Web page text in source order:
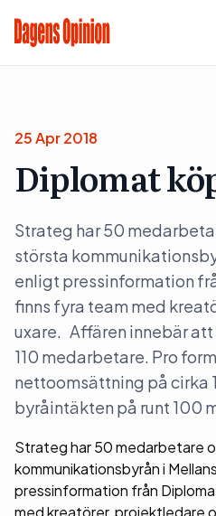
25 Apr 2018
Diplomat
Strateg har 50
största
enligt pressinformation
finns fyra team med
uxare. Affären innebär
110 medarbetare. Pro
nettoomsättning på cirka
byråintäkten på runt 100
Strateg har 50 medarbetare
kommunikationsbyrån i
pressinformation från
med kreatörer, projektledare